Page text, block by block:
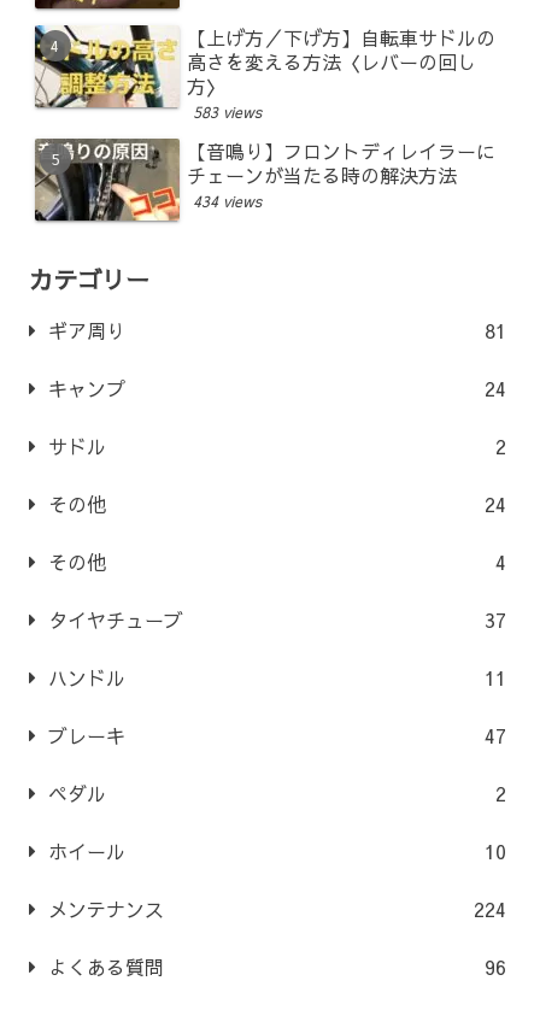
【上げ方／下げ方】自転車サドルの
高さを変える方法〈レバーの回し
方〉
583 views
【音鳴り】フロントディレイラーに
チェーンが当たる時の解決方法
434 views
カテゴリー
ギア周り 81
キャンプ 24
サドル 2
その他 24
その他 4
タイヤチューブ 37
ハンドル 11
ブレーキ 47
ペダル 2
ホイール 10
メンテナンス 224
よくある質問 96